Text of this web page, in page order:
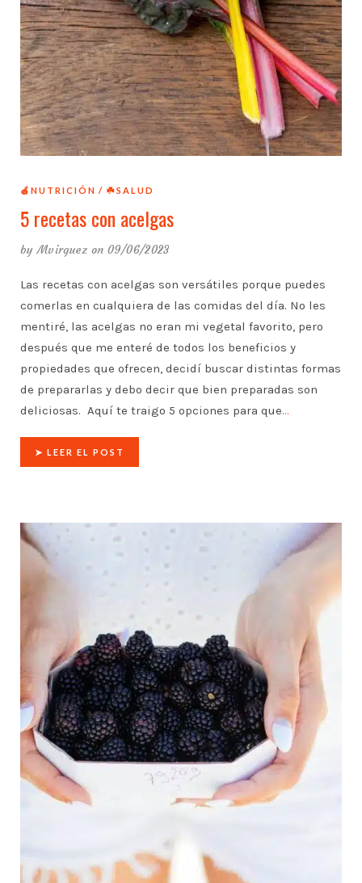
🍎NUTRICIÓN ☘️SALUD
5 recetas con acelgas
byMvirguez on 09/06/2023
Las recetas con acelgas son versátiles porque puedes
comerlas en cualquiera de las comidas del día. No les
mentiré, las acelgas no eran mi vegetal favorito, pero
después que me enteré de todos los beneficios y
propiedades que ofrecen, decidí buscar distintas formas
de prepararlas y debo decir que bien preparadas son
deliciosas. Aquí te traigo 5 opciones para que…
➤ LEER EL POST